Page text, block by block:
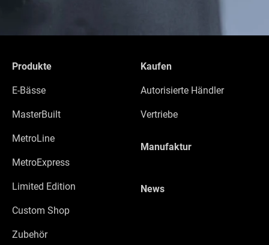
Produkte
E-Bässe
MasterBuilt
MetroLine
MetroExpress
Limited Edition
Custom Shop
Zubehör
Kaufen
Autorisierte Händler
Vertriebe
Manufaktur
News